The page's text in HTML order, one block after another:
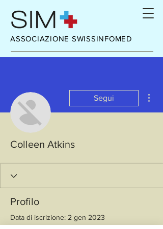
ASSOCIAZIONE SWISSINFOMED
Segui
Colleen Atkins
Profilo
Data di iscrizione: 2 gen 2023